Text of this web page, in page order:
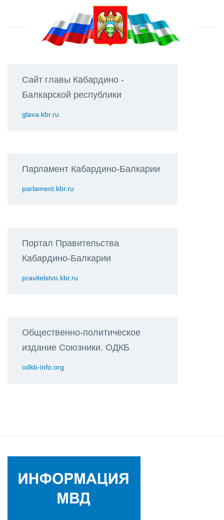
Сайт главы Кабардино -
Балкарской республики
glava.kbr.ru
Парламент Кабардино-Балкарии
parlament.kbr.ru
Портал Правительства
Кабардино-Балкарии
pravitelstvo.kbr.ru
Общественно-политическое
издание Союзники. ОДКБ
odkb-info.org